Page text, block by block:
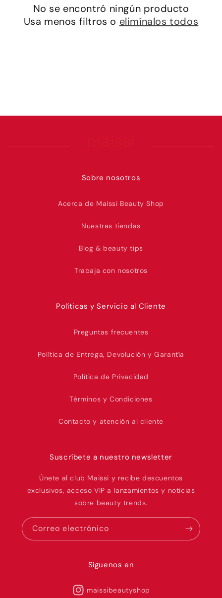
No se encontró ningún producto
Usa menos filtros o elimínalos todos
Sobre nosotros
Acerca de Maissi Beauty Shop
Nuestras tiendas
Blog & beauty tips
Trabaja con nosotros
Políticas y Servicio al Cliente
Preguntas frecuentes
Política de Entrega, Devolución y Garantía
Política de Privacidad
Términos y Condiciones
Contacto y atención al cliente
Suscríbete a nuestro newsletter
Únete al club Maissi y recibe descuentos
exclusivos, acceso VIP a lanzamientos y noticias
sobre beauty trends.
Correo electrónico
Síguenos en
maissibeautyshop